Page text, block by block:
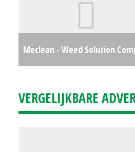
Meclean - Weed Solution
VERGELIJKBARE